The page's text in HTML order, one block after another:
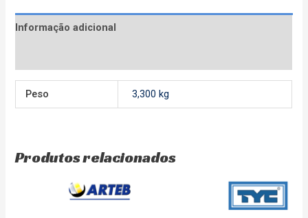
Informação adicional
Peso 3,300 kg
Produtos relacionados